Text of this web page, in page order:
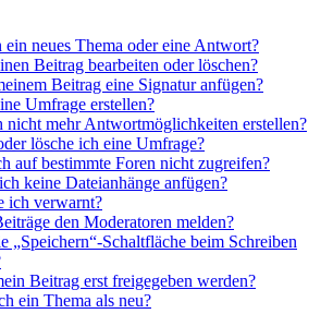
ein neues Thema oder eine Antwort?
Beitrag bearbeiten oder löschen?
Beitrag eine Signatur anfügen?
Umfrage erstellen?
nicht mehr Antwortmöglichkeiten erstellen?
lösche ich eine Umfrage?
auf bestimmte Foren nicht zugreifen?
keine Dateianhänge anfügen?
ich verwarnt?
den Moderatoren melden?
„Speichern“-Schaltfläche beim Schreiben
Beitrag erst freigegeben werden?
ein Thema als neu?